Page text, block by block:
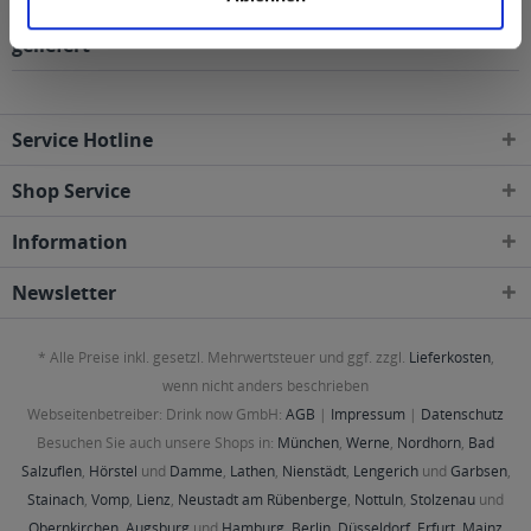
geliefert
Service Hotline
Shop Service
Information
Newsletter
* Alle Preise inkl. gesetzl. Mehrwertsteuer und ggf. zzgl. Lieferkosten,
wenn nicht anders beschrieben
Webseitenbetreiber: Drink now GmbH: AGB | Impressum | Datenschutz
Besuchen Sie auch unsere Shops in: München, Werne, Nordhorn, Bad
Salzuflen, Hörstel und Damme, Lathen, Nienstädt, Lengerichund Garbsen,
Stainach, Vomp, Lienz, Neustadt am Rübenberge, Nottuln, Stolzenau und